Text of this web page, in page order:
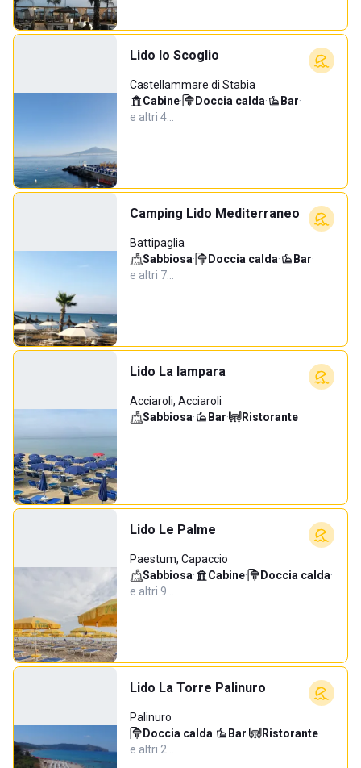
Lido lo Scoglio
Castellammare di Stabia
Cabine· Doccia calda· Bar·
e altri 4…
Camping Lido Mediterraneo
Battipaglia
Sabbiosa· Doccia calda· Bar·
e altri 7…
Lido La lampara
Acciaroli, Acciaroli
Sabbiosa· Bar· Ristorante
Lido Le Palme
Paestum, Capaccio
Sabbiosa· Cabine· Doccia calda·
e altri 9…
Lido La Torre Palinuro
Palinuro
Doccia calda· Bar· Ristorante·
e altri 2…